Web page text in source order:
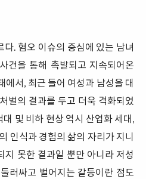
. 혐오 이슈의 중심에 있는 남녀
건을 통해 촉발되고 지속되어온
에서, 최근 들어 여성과 남성을 대
벌의 결과를 두고 더욱 격화되었
및 비하 현상 역시 산업화 세대,
인식과 경험의 삶의 자리가 지니
지 못한 결과일 뿐만 아니라 저성
러싸고 벌어지는 갈등이란 점도